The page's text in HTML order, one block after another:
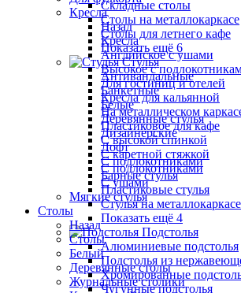
Складные столы
Столы на металлокаркасе
Столы для летнего кафе
Показать ещё 6
Стулья
Антивандальные
Банкетные
Белые
Деревянные стулья
Дизайнерские
Лофт
С подлокотниками
Барные стулья
Пластиковые стулья
Стулья на металлокаркасе
Показать ещё 4
Подстолья
Алюминиевые подстолья
Подстолья из
Хромированные
Чугунные подстолья
Кресла
Назад
Кресла
Английское с ушами
Высокое с
Для гостиниц и отелей
Кресла для кальянной
На металлическом
Пластиковое для кафе
С высокой спинкой
С каретной стяжкой
С подлокотниками
С ушами
Мягкие стулья
Столы
Назад
Столы
Белый
Деревянные столы
Журнальные столики